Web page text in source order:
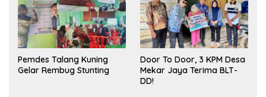
Pemdes Talang Kuning
Gelar Rembug Stunting
Door To Door, 3 KPM Desa
Mekar Jaya Terima BLT-
DD!